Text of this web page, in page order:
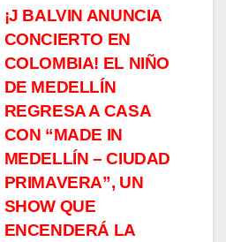
¡J BALVIN ANUNCIA
CONCIERTO EN
COLOMBIA! EL NIÑO
DE MEDELLÍN
REGRESA A CASA
CON “MADE IN
MEDELLÍN – CIUDAD
PRIMAVERA”, UN
SHOW QUE
ENCENDERÁ LA